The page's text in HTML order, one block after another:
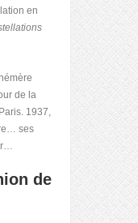
en
de la
1937,
ses
de